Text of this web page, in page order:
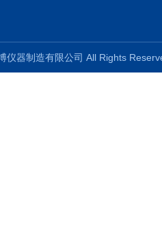
仪器制造有限公司 All Rights